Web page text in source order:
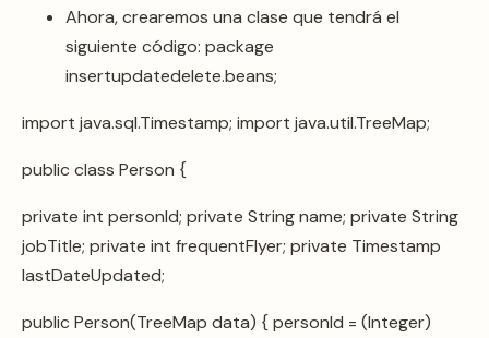
Ahora, crearemos una clase que tendrá el
siguiente código: package
insertupdatedelete.beans;
import java.sql.Timestamp; import java.util.TreeMap;
public class Person {
private int personId; private String name; private String
jobTitle; private int frequentFlyer; private Timestamp
lastDateUpdated;
public Person(TreeMap data) { personId = (Integer)